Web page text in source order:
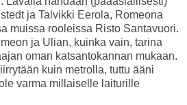
ja Talvikki Eerola, Romeona
muissa rooleissa Risto Santavuori.
ja Ulian, kuinka vain, tarina
oman katsantokannan mukaan.
kuin metrolla, tuttu ääni
varma millaiselle laiturille